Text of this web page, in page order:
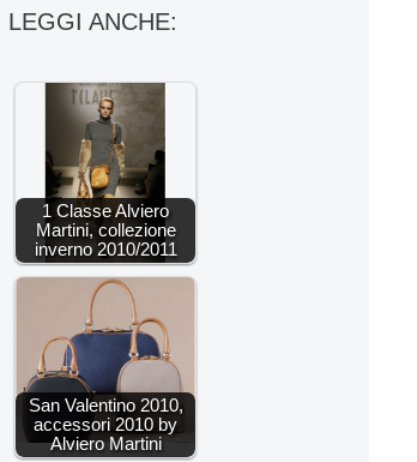
LEGGI ANCHE:
1 Classe Alviero
Martini, collezione
inverno 2010/2011
San Valentino 2010,
accessori 2010 by
Alviero Martini